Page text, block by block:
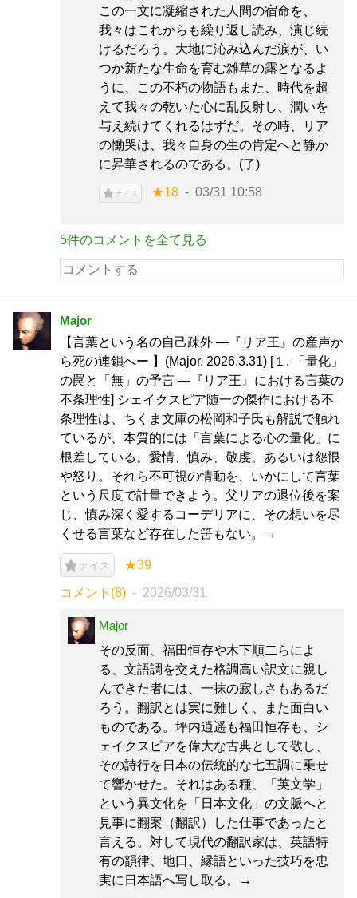
この一文に凝縮された人間の宿命を、
我々はこれからも繰り返し読み、演じ続
けるだろう。大地に沁み込んだ涙が、い
つか新たな生命を育む雑草の露となるよ
うに、この不朽の物語もまた、時代を超
えて我々の乾いた心に乱反射し、潤いを
与え続けてくれるはずだ。その時、リア
の慟哭は、我々自身の生の肯定へと静か
に昇華されるのである。(了)
ナイス ★18 03/31 10:58
5件のコメントを全て見る
Major
【言葉という名の自己疎外 ―『リア王』の産声か
ら死の連鎖へー 】(Major. 2026.3.31) [１. 「量化」
の罠と「無」の予言 ―『リア王』における言葉の
不条理性] シェイクスピア随一の傑作における不
条理性は、ちくま文庫の松岡和子氏も解説で触れ
ているが、本質的には「言葉による心の量化」に
根差している。愛情、慎み、敬虔。あるいは怨恨
や怒り。それら不可視の情動を、いかにして言葉
という尺度で計量できよう。父リアの退位後を案
じ、慎み深く愛するコーデリアに、その想いを尽
くせる言葉など存在した筈もない。→
ナイス ★39
コメント(8) 2026/03/31
Major
その反面、福田恒存や木下順二らによ
る、文語調を交えた格調高い訳文に親し
んできた者には、一抹の寂しさもあるだ
ろう。翻訳とは実に難しく、また面白い
ものである。坪内逍遥も福田恒存も、シ
ェイクスピアを偉大な古典として敬し、
その詩行を日本の伝統的な七五調に乗せ
て響かせた。それはある種、「英文学」
という異文化を「日本文化」の文脈へと
見事に翻案（翻訳）した仕事であったと
言える。対して現代の翻訳家は、英語特
有の韻律、地口、縁語といった技巧を忠
実に日本語へ写し取る。→